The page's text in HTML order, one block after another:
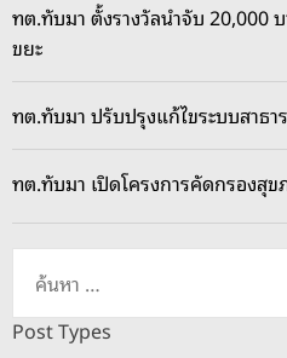
ทต.ทับมา ตั้งรางวัลนำจับ 20,000
ขยะ
ทต.ทับมา ปรับปรุงแก้ไขระบบสาธ
ทต.ทับมา เปิดโครงการคัดกรองสุข
ห
Post Types